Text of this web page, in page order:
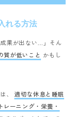
れる方法
果が出ない…」そん
質が低いこと かもし
は、適切な休息と睡眠
トレーニング・栄養・